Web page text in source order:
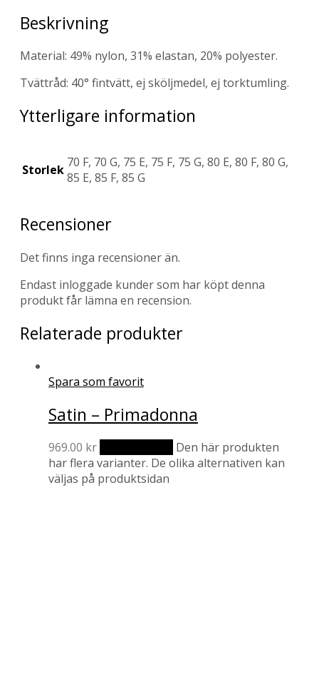
Beskrivning
Material: 49% nylon, 31% elastan, 20% polyester.
Tvättråd: 40° fintvätt, ej sköljmedel, ej torktumling.
Ytterligare information
Storlek 70 F, 70 G, 75 E, 75 F, 75 G, 80 E, 80 F, 80 G,
85 E, 85 F, 85 G
Recensioner
Det finns inga recensioner än.
Endast inloggade kunder som har köpt denna
produkt får lämna en recension.
Relaterade produkter
Spara som favorit
Satin – Primadonna
969.00 kr
Den här produkten
har flera varianter. De olika alternativen kan
väljas på produktsidan